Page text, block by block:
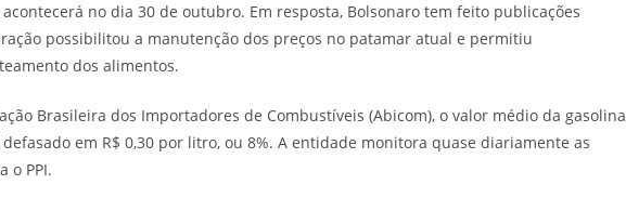
no dia 30 de outubro. Em resposta, Bolsonaro tem feito publicações
possibilitou a manutenção dos preços no patamar atual e permitiu
dos alimentos.
Brasileira dos Importadores de Combustíveis (Abicom), o valor médio da gasolina
em R$ 0,30 por litro, ou 8%. A entidade monitora quase diariamente as
o PPI.